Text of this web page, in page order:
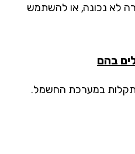
נכונה, או להשתמש
במערכת החשמל.